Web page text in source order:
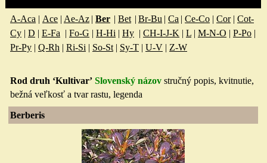
A-Aca | Ace | Ae-Az | Ber | Bet | Br-Bu | Ca | Ce-Co | Cor | Cot-
Cy | D | E-Fa | Fo-G | H-Hi | Hy | CH-I-J-K | L | M-N-O | P-Po |
Pr-Py | Q-Rh | Ri-Si | So-St | Sy-T | U-V | Z-W
Rod druh ‘Kultivar’ Slovenský názov stručný popis, kvitnutie,
bežná veľkosť a tvar rastu, legenda
Berberis